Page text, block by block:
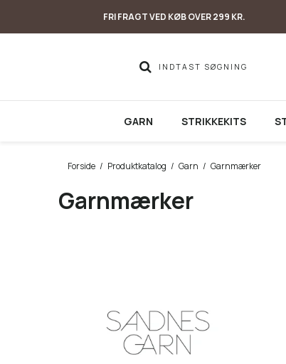
FRI FRAGT VED KØB OVER 299 KR.
GARN STRIKKEKITS
Forside / Produktkatalog / Garn / Garnmærker
Garnmærker